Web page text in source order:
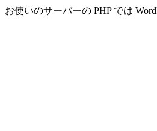
お使いのサーバーの PHP では